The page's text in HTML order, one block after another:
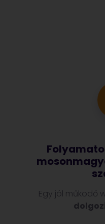
Egy jól működő